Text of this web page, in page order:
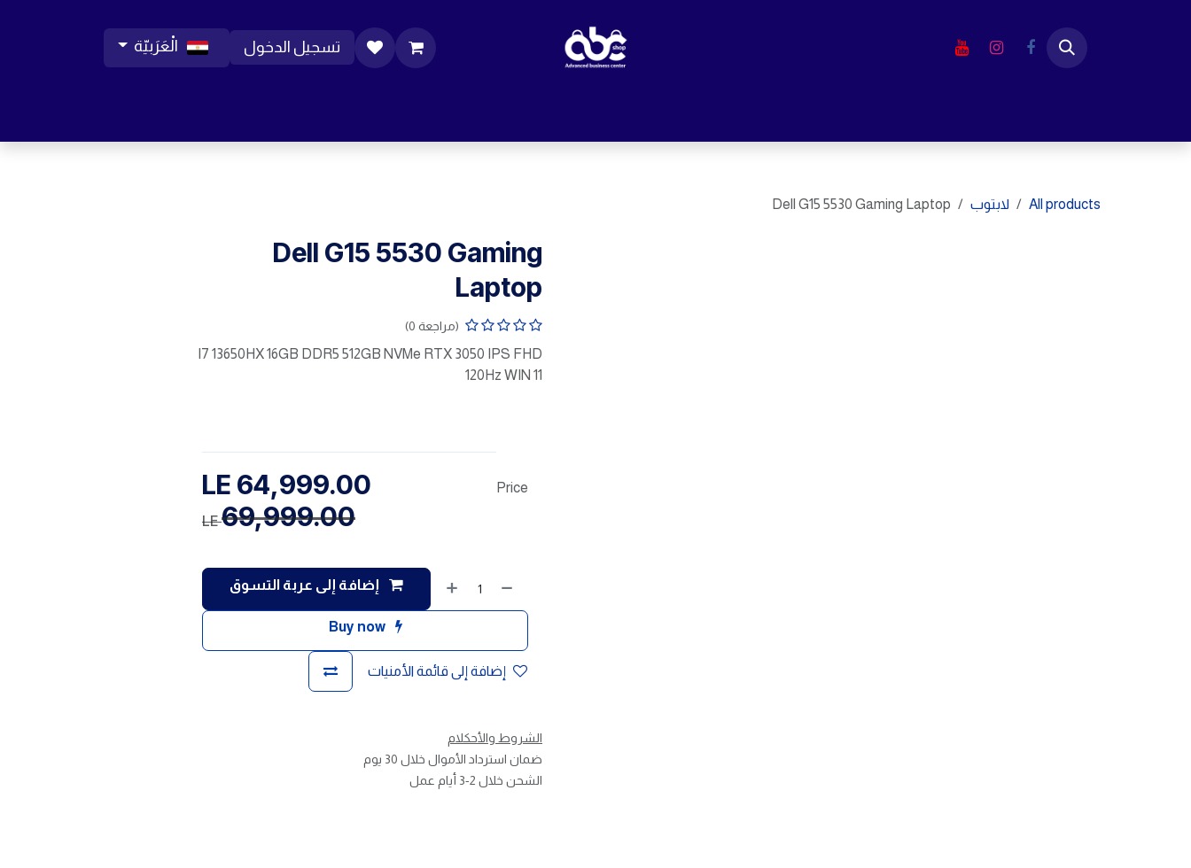
تسجيل الدخول الْعَرَبيّة
All products لابتوب Dell G15 5530 Gaming Laptop
Dell G15 5530 Gaming
Laptop
(مراجعة 0)
I7 13650HX 16GB DDR5 512GB NVMe RTX 3050 IPS FHD
120Hz WIN 11
إضافة إلى عربة التسوق
Buy now
إضافة إلى قائمة الأمنيات
Price
64,999.00
69,999.00
LE
الشروط والأحكلام
ضمان استرداد الأموال خلال 30 يوم
الشحن خلال 2-3 أيام عمل